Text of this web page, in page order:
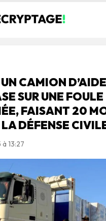
CAMION D’AIDE
SUR UNE FOULE
FAISANT 20
DÉFENSE
13:27